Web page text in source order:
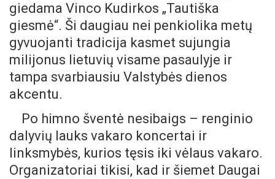
giedama Vinco Kudirkos „Tautiška
giesmė“. Ši daugiau nei penkiolika metų
gyvuojanti tradicija kasmet sujungia
milijonus lietuvių visame pasaulyje ir
tampa svarbiausiu Valstybės dienos
akcentu.
Po himno šventė nesibaigs – renginio
dalyvių lauks vakaro koncertai ir
linksmybės, kurios tęsis iki vėlaus vakaro.
Organizatoriai tikisi, kad ir šiemet Daugai